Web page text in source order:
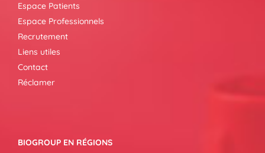
Espace Patients
Espace Professionnels
Recrutement
Liens utiles
Contact
Réclamer
BIOGROUP EN RÉGIONS